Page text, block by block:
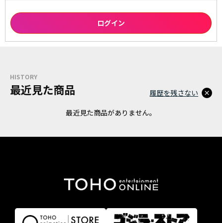
HISTORY
最近見た商品
最近見た商品がありません。
履歴を残さない